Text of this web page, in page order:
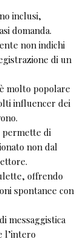
inclusi,
domanda.
non indichi
di un
molto popolare
influencer dei
permette di
non dal
offrendo
spontanee con
messaggistica
l’intero